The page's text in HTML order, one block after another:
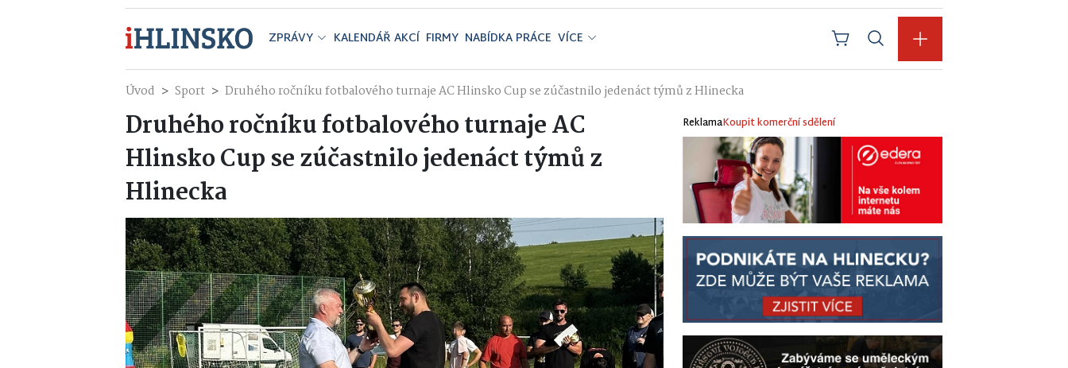
ZPRÁVY KALENDÁŘ AKCÍ FIRMY NABÍDKA PRÁCE VÍCE
Úvod Sport Druhého ročníku fotbalového turnaje AC Hlinsko Cup se zúčastnilo jedenáct týmů z Hlinecka
Druhého ročníku fotbalového turnaje AC
Hlinsko Cup se zúčastnilo jedenáct týmů z
Hlinecka
ReklamaKoupit komerční sdělení